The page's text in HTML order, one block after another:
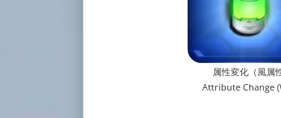
属性変化（風属
Attribute Change